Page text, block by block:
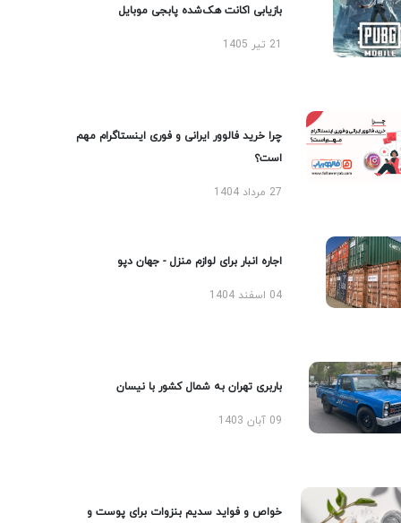
بازیابی اکانت هک‌شده پابجی موبایل
چرا خرید فالوور ایرانی و فوری اینستاگرام مهم
است؟
27 مرداد 1404
اجاره انبار برای لوازم منزل - جهان دپو
04 اسفند 1404
باربری تهران به شمال کشور با نیسان
09 آبان 1403
خواص و فواید سدیم بنزوات برای پوست و